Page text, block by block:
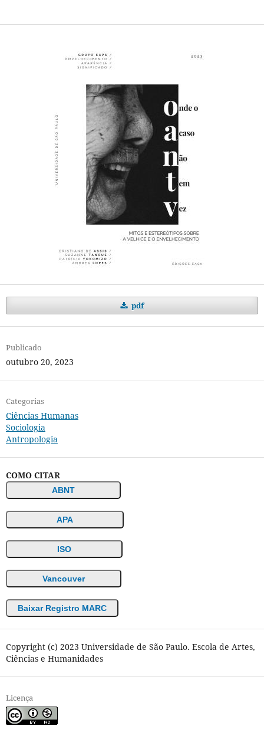
pdf
Publicado
outubro 20, 2023
Categorias
Ciências Humanas
Sociologia
Antropologia
COMO CITAR
ABNT
APA
ISO
Vancouver
Baixar Registro MARC
Copyright (c) 2023 Universidade de São Paulo. Escola de Artes,
Ciências e Humanidades
Licença